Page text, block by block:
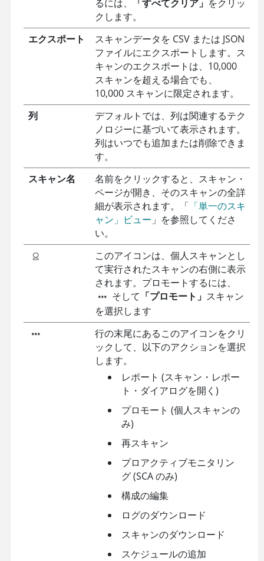
るには、 「すべてクリア」 をクリッ
クします。
エクスポート
スキャンデータを CSV または JSON
ファイルにエクスポートします。ス
キャンのエクスポートは、10,000
スキャンを超える場合でも、
10,000 スキャンに限定されます。
列
デフォルトでは、列は関連するテク
ノロジーに基づいて表示されます。
列はいつでも追加または削除できま
す。
スキャン名
名前をクリックすると、スキャン・
ページが開き、そのスキャンの全詳
細が表示されます。「 「単一のスキ
ャン」ビュー 」を参照してくださ
い。
このアイコンは、個人スキャンとし
て実行されたスキャンの右側に表示
されます。プロモートするには、
そして 「プロモート」 スキャン
を選択します
行の末尾にあるこのアイコンをクリ
ックして、以下のアクションを選択
します。
レポート (スキャン・レポー
ト・ダイアログを開く)
プロモート (個人スキャンの
み)
再スキャン
プロアクティブモニタリン
グ (SCA のみ)
構成の編集
ログのダウンロード
スキャンのダウンロード
スケジュールの追加